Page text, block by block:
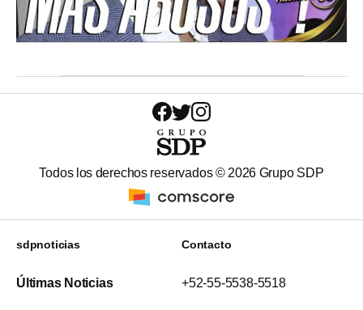
Todos los derechos reservados ©2026 Grupo SDP
sdpnoticias
Últimas Noticias
Contacto
+52-55-5538-5518